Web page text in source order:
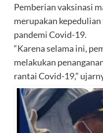
Pemberian vaksinasi
merupakan
pandemi Covid-19.
“Karena selama ini,
melakukan
rantai Covid-19,”